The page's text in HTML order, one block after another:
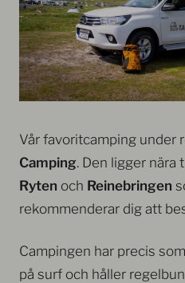
Vår favoritcamping under
Camping. Den ligger nära
Ryten och Reinebringen
rekommenderar dig att
Campingen har precis
på surf och håller